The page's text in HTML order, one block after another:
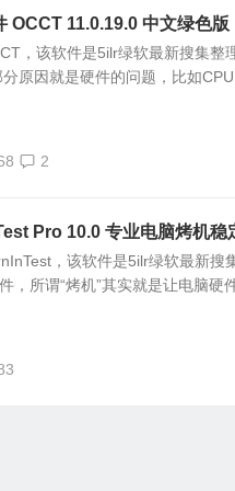
OCCT 11.0.19.0 中文绿色版
，该软件是5ilr绿软最新搜集
原因就是硬件的问题，比如
2
Pro 10.0 专业电脑烤机稳
，该软件是5ilr绿软最新搜
，所谓“烤机”其实就是让电脑硬